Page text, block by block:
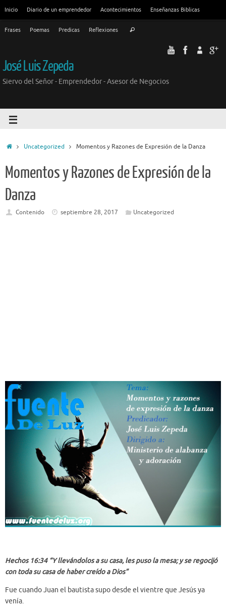
Inicio Diario de un emprendedor Acontecimientos Enseñanzas Biblicas
Frases Poemas Predicas Reflexiones
José Luis Zepeda
Siervo del Señor - Emprendedor - Asesor de Negocios
Uncategorized Momentos y Razones de Expresión de la Danza
Momentos y Razones de Expresión de la
Danza
Contenido septiembre 28, 2017 Uncategorized
Hechos 16:34 “Y llevándolos a su casa, les puso la mesa; y se regocijó
con toda su casa de haber creído a Dios”
Fue cuando Juan el bautista supo desde el vientre que Jesús ya
venía.